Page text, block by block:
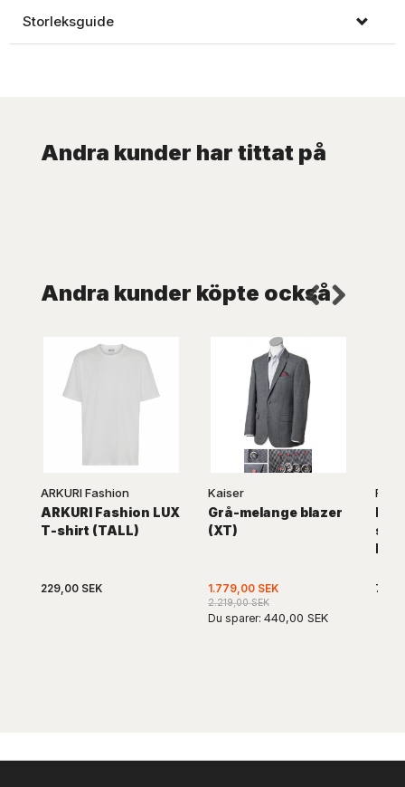
Storleksguide
Andra kunder har tittat på
Andra kunder köpte också
ARKURI Fashion
ARKURI Fashion LUX
T-shirt (TALL)
229,00 SEK
Kaiser
Grå-melange blazer
(XT)
1.779,00 SEK
2.219,00 SEK
Du sparer: 440,00 SEK